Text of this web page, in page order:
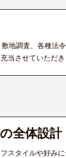
地調査、各種法令
当させていただき
全体設計
スタイルや好み